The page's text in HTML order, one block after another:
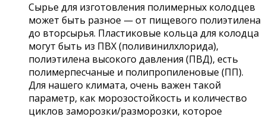
Сырье для изготовления полимерных колодцев
может быть разное — от пищевого полиэтилена
до вторсырья. Пластиковые кольца для колодца
могут быть из ПВХ (поливинилхлорида),
полиэтилена высокого давления (ПВД), есть
полимерпесчаные и полипропиленовые (ПП).
Для нашего климата, очень важен такой
параметр, как морозостойкость и количество
циклов заморозки/разморозки, которое